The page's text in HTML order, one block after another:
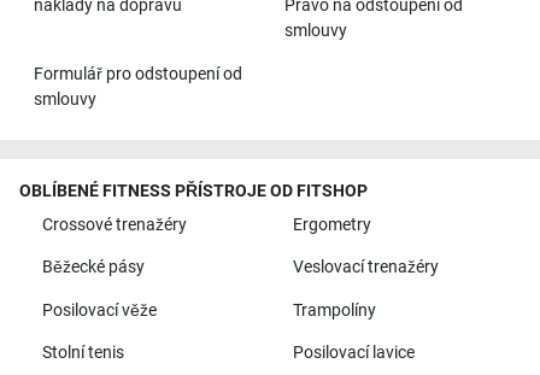
náklady na dopravu
Právo na odstoupení od
smlouvy
Formulář pro odstoupení od
smlouvy
OBLÍBENÉ FITNESS PŘÍSTROJE OD FITSHOP
Crossové trenažéry
Ergometry
Běžecké pásy Veslovací trenažéry
Posilovací věže Trampolíny
Stolní tenis Posilovací lavice